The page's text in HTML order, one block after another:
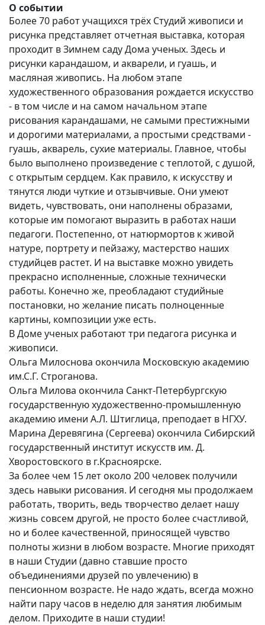
О событии
Более 70 работ учащихся трёх Студий живописи и
рисунка представляет отчетная выставка, которая
проходит в Зимнем саду Дома ученых. Здесь и
рисунки карандашом, и акварели, и гуашь, и
масляная живопись. На любом этапе
художественного образования рождается искусство
- в том числе и на самом начальном этапе
рисования карандашами, не самыми престижными
и дорогими материалами, а простыми средствами -
гуашь, акварель, сухие материалы. Главное, чтобы
было выполнено произведение с теплотой, с душой,
с открытым сердцем. Как правило, к искусству и
тянутся люди чуткие и отзывчивые. Они умеют
видеть, чувствовать, они наполнены образами,
которые им помогают выразить в работах наши
педагоги. Постепенно, от натюрмортов к живой
натуре, портрету и пейзажу, мастерство наших
студийцев растет. И на выставке можно увидеть
прекрасно исполненные, сложные технически
работы. Конечно же, преобладают студийные
постановки, но желание писать полноценные
картины, композиции уже есть.
В Доме ученых работают три педагога рисунка и
живописи.
Ольга Милоснова окончила Московскую академию
им.С.Г. Строганова.
Ольга Милова окончила Санкт-Петербургскую
государственную художественно-промышленную
академию имени А.Л. Штиглица, преподает в НГХУ.
Марина Деревягина (Сергеева) окончила Сибирский
государственный институт искусств им. Д.
Хворостовского в г.Красноярске.
За более чем 15 лет около 200 человек получили
здесь навыки рисования. И сегодня мы продолжаем
работать, творить, ведь творчество делает нашу
жизнь совсем другой, не просто более счастливой,
но и более качественной, приносящей чувство
полноты жизни в любом возрасте. Многие приходят
в наши Студии (давно ставшие просто
объединениями друзей по увлечению) в
пенсионном возрасте. Не надо ждать, всегда можно
найти пару часов в неделю для занятия любимым
делом. Приходите в наши студии!